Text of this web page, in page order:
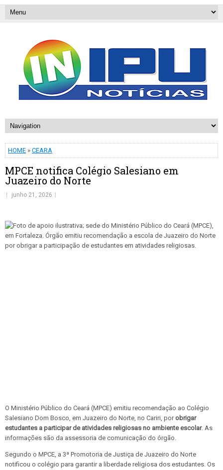
HOME » CEARA
MPCE notifica Colégio Salesiano em
Juazeiro do Norte
junho 21, 2026
O Ministério Público do Ceará (MPCE) emitiu recomendação ao Colégio
Salesiano Dom Bosco, em Juazeiro do Norte, no Cariri, por obrigar
estudantes a participar de atividades religiosas no ambiente escolar. As
informações são da assessoria de comunicação do órgão.
Segundo o MPCE, a 3ª Promotoria de Justiça de Juazeiro do Norte
notificou o colégio para garantir a liberdade religiosa dos estudantes. Os